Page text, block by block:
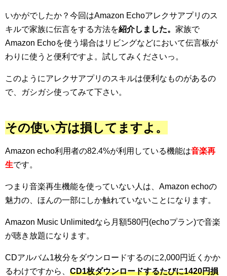
いかがでしたか？今回はAmazon Echoアレクサアプリのス
キルで家族に伝言をする方法を紹介しました。 家族で
Amazon Echoを使う場合はリビングなどにおいて伝言板が
わりに使うと便利ですよ。試してみくださいっ。
このようにアレクサアプリのスキルは便利なものがあるの
で、ガシガシ使ってみて下さい。
その使い方は損してますよ。
Amazon echo利用者の82.4%が利用している機能は音楽再
生です。
つまり音楽再生機能を使っていない人は、Amazon echoの
魅力の、ほんの一部にしか触れていないことになります。
Amazon Music Unlimitedなら月額580円(echoプラン)で音楽
が聴き放題になります。
CDアルバム1枚分をダウンロードするのに2,000円近くかか
るわけですから、 CD1枚ダウンロードするたびに1420円損